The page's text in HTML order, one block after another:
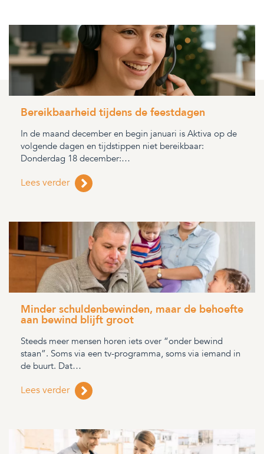
Bereikbaarheid tijdens de feestdagen
In de maand december en begin januari is Aktiva op de
volgende dagen en tijdstippen niet bereikbaar:
Donderdag 18 december:…
Lees verder
Minder schuldenbewinden, maar de behoefte
aan bewind blijft groot
Steeds meer mensen horen iets over “onder bewind
staan”. Soms via een tv-programma, soms via iemand in
de buurt. Dat…
Lees verder